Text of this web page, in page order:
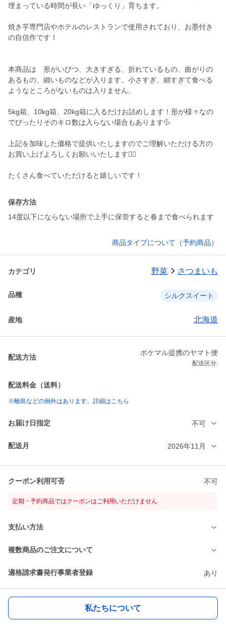
埋まっている時間が長い「ゆっくり」育ちます。
焼き芋専門店やホテルのレストランで使用されており、お墨付き
の自信作です！
本商品は 形がいびつ、大きすぎる、折れているもの、曲がりの
あるもの、細いものなどが入ります。小さすぎ、細すぎて食べる
ようなところがないものは入りません。
5kg箱、10kg箱、20kg箱に入るだけお詰めします！形が様々なの
でぴったりそのキロ数は入らない場合もあります💦
上記を加味した価格で提供いたしますのでご理解いただける方の
お買い上げよろしくお願いいたします🙇‍♀️
たくさん食べていただけると嬉しいです！
保存方法
14度以下にならない場所で上手に保管すると春まで食べられます
商品タイプについて（予約商品）
カテゴリ 野菜 さつまいも
品種 シルクスイート
産地 北海道
配送方法
ポケマル提携のヤマト便
配送区分:
配送料金（送料）
※離島などの例外はあります。詳細はこちら
お届け日指定 不可
配送月 2026年11月
クーポン利用可否 不可
定期・予約商品ではクーポンはご利用いただけません
支払い方法
複数商品のご注文について
適格請求書発行事業者登録 あり
私たちについて